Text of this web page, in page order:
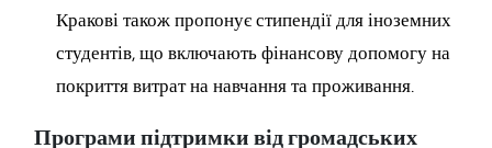
Кракові також пропонує стипендії для іноземних
студентів, що включають фінансову допомогу на
покриття витрат на навчання та проживання.
Програми підтримки від громадських